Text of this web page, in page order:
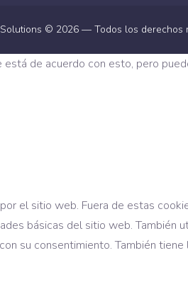
Solutions © 2026 — Todos los derechos
de acuerdo con esto, pero
el sitio web. Fuera de estas
básicas del sitio web.
su consentimiento. También